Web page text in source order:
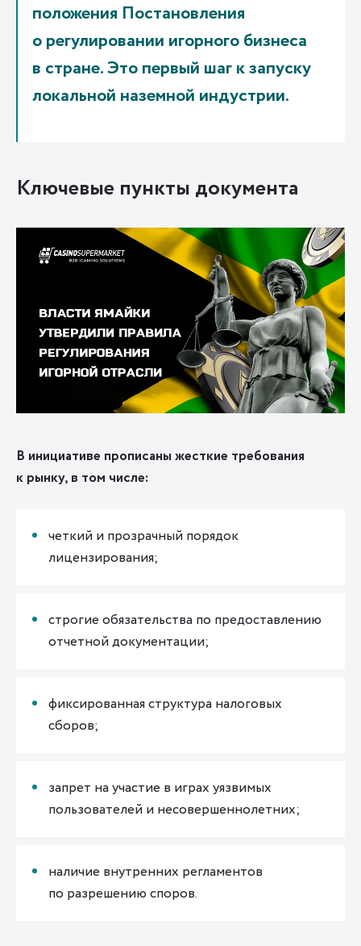
положения Постановления
о регулировании игорного бизнеса
в стране. Это первый шаг к запуску
локальной наземной индустрии.
Ключевые пункты документа
В инициативе прописаны жесткие требования
к рынку, в том числе:
четкий и прозрачный порядок
лицензирования;
строгие обязательства по предоставлению
отчетной документации;
фиксированная структура налоговых
сборов;
запрет на участие в играх уязвимых
пользователей и несовершеннолетних;
наличие внутренних регламентов
по разрешению споров.